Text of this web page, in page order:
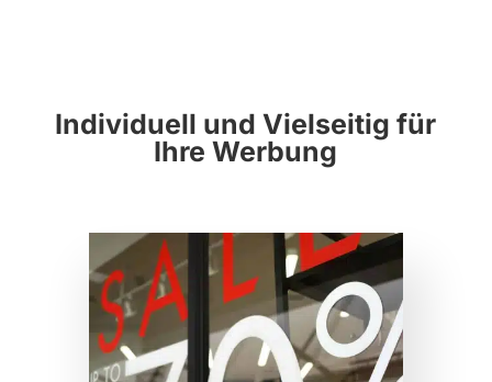
Individuell und Vielseitig für
Ihre Werbung